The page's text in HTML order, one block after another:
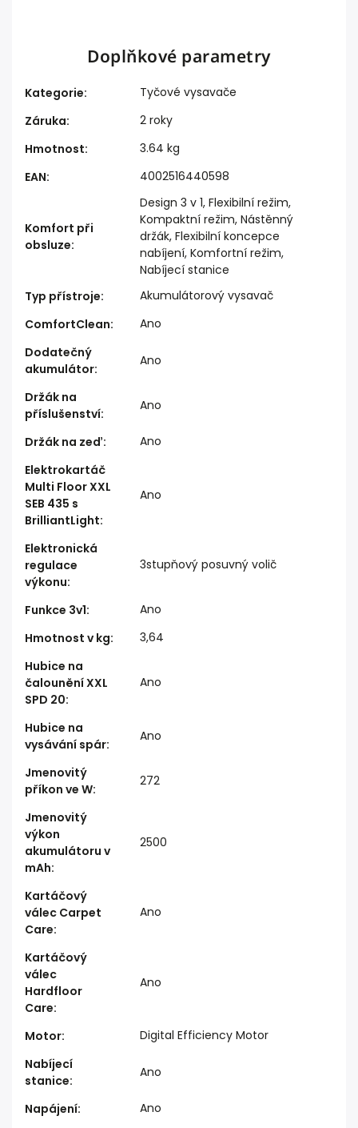
Doplňkové parametry
Kategorie:
Tyčové vysavače
Záruka:
2 roky
Hmotnost:
3.64 kg
EAN: 4002516440598
Komfort při
obsluze:
Design 3 v 1, Flexibilní režim,
Kompaktní režim, Nástěnný
držák, Flexibilní koncepce
nabíjení, Komfortní režim,
Nabíjecí stanice
Typ přístroje:
Akumulátorový vysavač
ComfortClean:
Ano
Dodatečný
akumulátor:
Ano
Držák na
příslušenství:
Ano
Držák na zeď:
Ano
Elektrokartáč
Multi Floor XXL
SEB 435 s
BrilliantLight:
Ano
Elektronická
regulace
výkonu:
3stupňový posuvný volič
Funkce 3v1:
Ano
Hmotnost v kg:
3,64
Hubice na
čalounění XXL
SPD 20:
Ano
Hubice na
vysávání spár:
Ano
Jmenovitý
příkon ve W:
272
Jmenovitý
výkon
akumulátoru v
mAh:
2500
Kartáčový
válec Carpet
Care:
Ano
Kartáčový
válec
Hardfloor
Care:
Ano
Motor:
Digital Efficiency Motor
Nabíjecí
stanice:
Ano
Napájení:
Ano